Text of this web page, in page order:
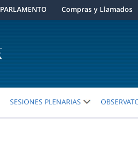
PARLAMENTO Compras y Llamados
SESIONES PLENARIAS